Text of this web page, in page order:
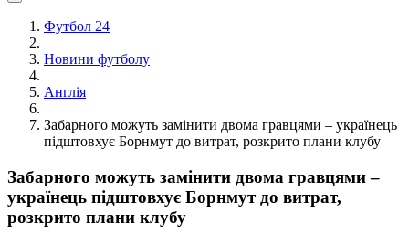
Футбол 24
Новини футболу
Англія
Забарного можуть замінити двома гравцями – українець
підштовхує Борнмут до витрат, розкрито плани клубу
Забарного можуть замінити двома гравцями –
українець підштовхує Борнмут до витрат,
розкрито плани клубу